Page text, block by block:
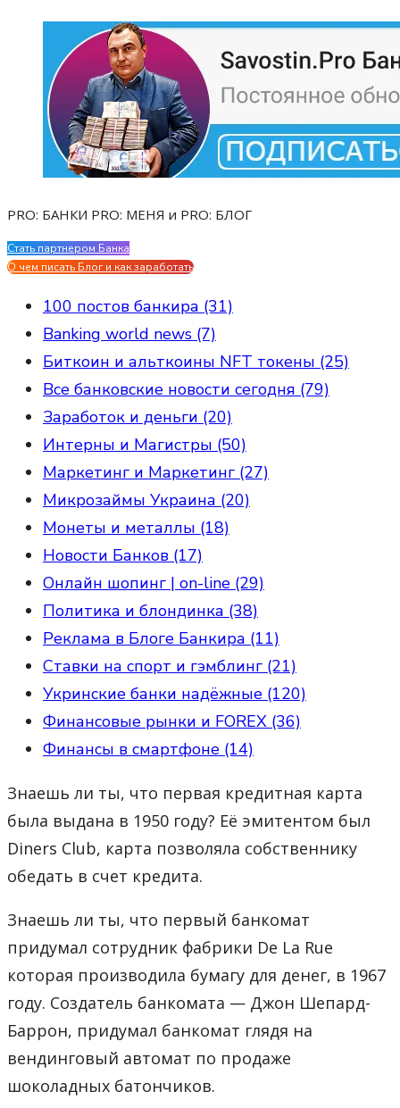
PRO: БАНКИ PRO: МЕНЯ и PRO: БЛОГ
Стать партнером Банка
О чем писать Блог и как заработать
100 постов банкира (31)
Banking world news (7)
Биткоин и альткоины NFT токены (25)
Все банковские новости сегодня (79)
Заработок и деньги (20)
Интерны и Магистры (50)
Маркетинг и Маркетинг (27)
Микрозаймы Украина (20)
Монеты и металлы (18)
Новости Банков (17)
Онлайн шопинг | on-line (29)
Политика и блондинка (38)
Реклама в Блоге Банкира (11)
Ставки на спорт и гэмблинг (21)
Укринские банки надёжные (120)
Финансовые рынки и FOREX (36)
Финансы в смартфоне (14)
Знаешь ли ты, что первая кредитная карта
была выдана в 1950 году? Её эмитентом был
Diners Club, карта позволяла собственнику
обедать в счет кредита.
Знаешь ли ты, что первый банкомат
придумал сотрудник фабрики De La Rue
которая производила бумагу для денег, в 1967
году. Создатель банкомата — Джон Шепард-
Баррон, придумал банкомат глядя на
вендинговый автомат по продаже
шоколадных батончиков.